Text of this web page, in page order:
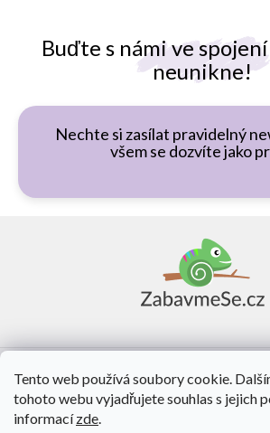
Tento web používá soubory cookie.
tohoto webu vyjadřujete souhlas s jejich
informacízde.
Buďte s námi ve
neunikne!
Nechte si zasílat pravidelný
všem se dozvíte jako
O nás